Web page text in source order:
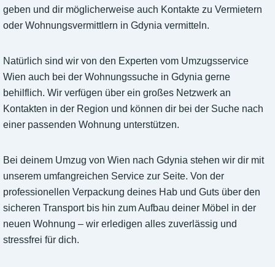
geben und dir möglicherweise auch Kontakte zu Vermietern
oder Wohnungsvermittlern in Gdynia vermitteln.
Natürlich sind wir von den Experten vom Umzugsservice
Wien auch bei der Wohnungssuche in Gdynia gerne
behilflich. Wir verfügen über ein großes Netzwerk an
Kontakten in der Region und können dir bei der Suche nach
einer passenden Wohnung unterstützen.
Bei deinem Umzug von Wien nach Gdynia stehen wir dir mit
unserem umfangreichen Service zur Seite. Von der
professionellen Verpackung deines Hab und Guts über den
sicheren Transport bis hin zum Aufbau deiner Möbel in der
neuen Wohnung – wir erledigen alles zuverlässig und
stressfrei für dich.